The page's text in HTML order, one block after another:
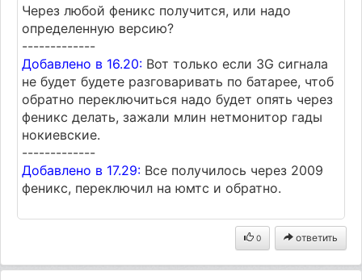
Через любой феникс получится, или надо
определенную версию?
-------------
Добавлено в 16.20: Вот только если 3G сигнала
не будет будете разговаривать по батарее, чтоб
обратно переключиться надо будет опять через
феникс делать, зажали млин нетмонитор гады
нокиевские.
-------------
Добавлено в 17.29: Все получилось через 2009
феникс, переключил на юмтс и обратно.
0 ответить